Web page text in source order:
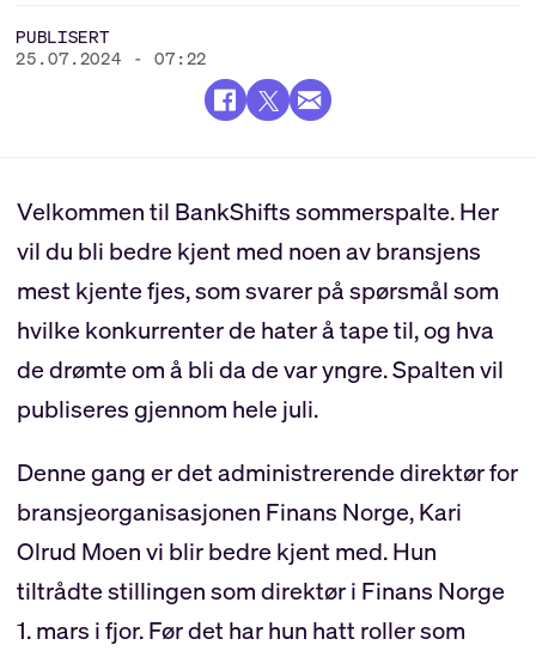
PUBLISERT
25.07.2024 - 07:22
Velkommen til BankShifts sommerspalte. Her
vil du bli bedre kjent med noen av bransjens
mest kjente fjes, som svarer på spørsmål som
hvilke konkurrenter de hater å tape til, og hva
de drømte om å bli da de var yngre. Spalten vil
publiseres gjennom hele juli.
Denne gang er det administrerende direktør for
bransjeorganisasjonen Finans Norge, Kari
Olrud Moen vi blir bedre kjent med. Hun
tiltrådte stillingen som direktør i Finans Norge
1. mars i fjor. Før det har hun hatt roller som